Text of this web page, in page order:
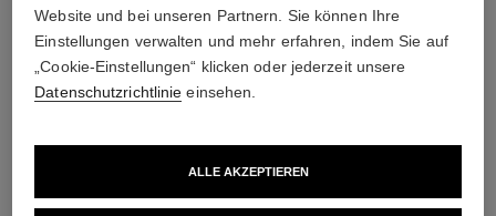
DIE PERFEKTE KOMBINATION
Website und bei unseren Partnern. Sie können Ihre
Einstellungen verwalten und mehr erfahren, indem Sie auf
„Cookie-Einstellungen“ klicken oder jederzeit unsere
Datenschutzrichtlinie einsehen.
ALLE AKZEPTIEREN